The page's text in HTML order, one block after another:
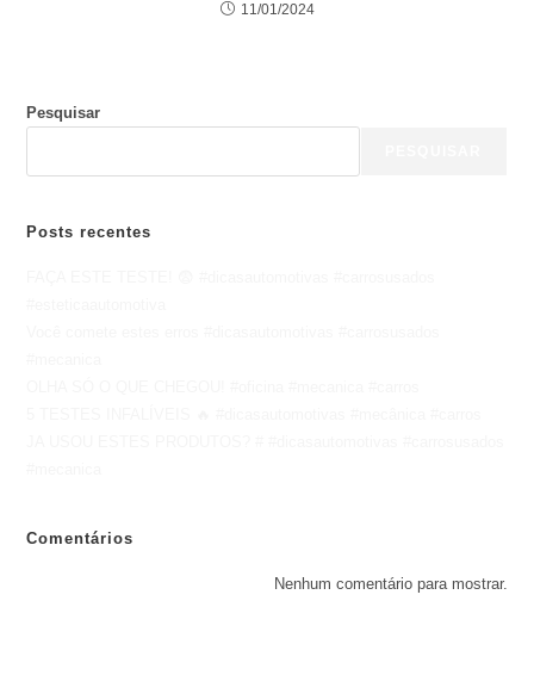
11/01/2024
Pesquisar
Posts recentes
Comentários
Nenhum comentário para mostrar.